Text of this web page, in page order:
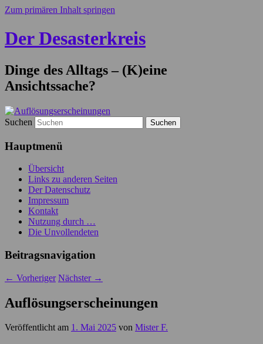
Zum primären Inhalt springen
Der Desasterkreis
Dinge des Alltags – (K)eine
Ansichtssache?
Suchen
Hauptmenü
Übersicht
Links zu anderen Seiten
Der Datenschutz
Impressum
Kontakt
Nutzung durch …
Die Unvollendeten
Beitragsnavigation
← Vorheriger Nächster →
Auflösungserscheinungen
Veröffentlicht am 1. Mai 2025 von Mister F.